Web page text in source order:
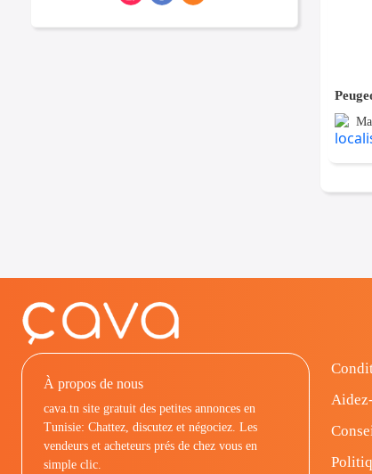
À propos de nous
cava.tn site gratuit des petites annonces en
Tunisie: Chattez, discutez et négociez. Les
vendeurs et acheteurs prés de chez vous en
simple clic.